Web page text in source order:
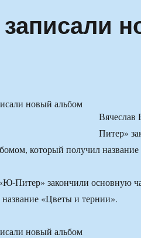
Вячеслав
Питер»
который получил
Питер» закончили основную
«Цветы и тернии».